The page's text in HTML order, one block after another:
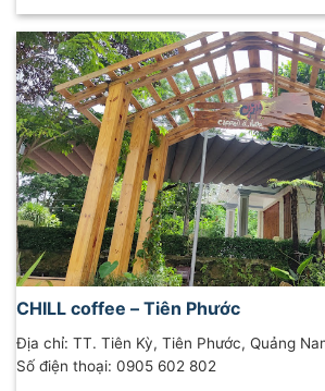
CHILL coffee – Tiên Phước
Địa chỉ: TT. Tiên Kỳ, Tiên Phước, Quảng
Số điện thoại: 0905 602 802